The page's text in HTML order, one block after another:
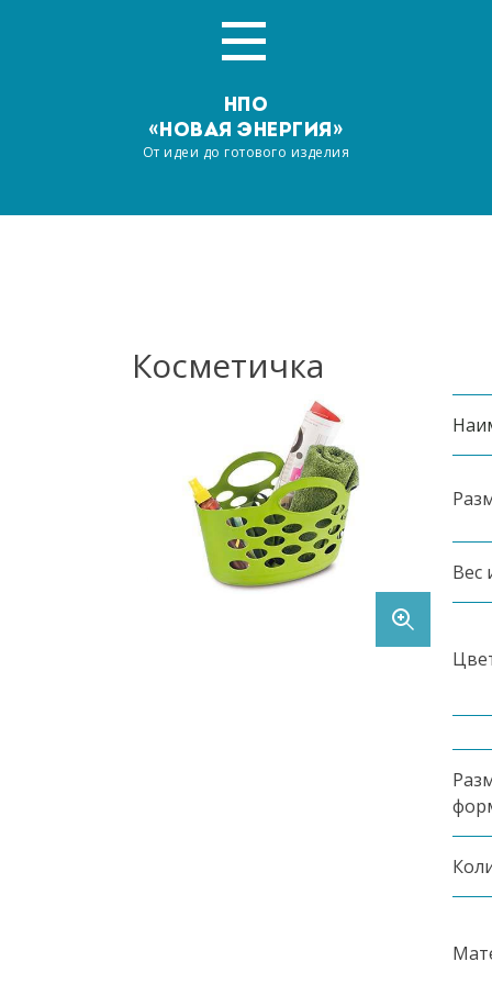
НПО
«НОВАЯ ЭНЕРГИЯ»
От идеи до готового изделия
Услуги
Производство
Наша продукция
Контакты
Косметичка
Вес